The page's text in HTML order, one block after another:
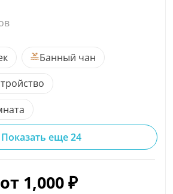
Банный чан
Показать еще 24
от 1,000 ₽